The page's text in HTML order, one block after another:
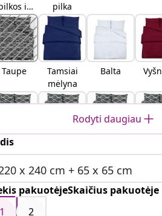
ir
baltos
pilka
Taupe
Tamsiai
mėlyna
Balta
Rodyti daugiau
x 240 cm + 65 x 65 cm
pakuotėjeSkaičius pakuotėje
1
2